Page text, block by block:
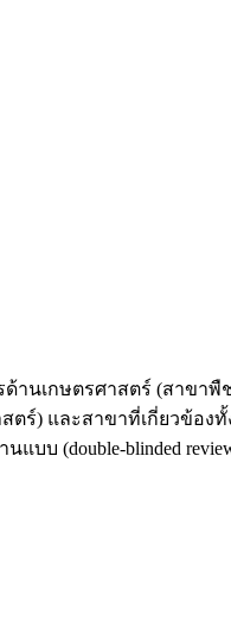
านเกษตรศาสตร์ (สาขา
ตร์) และสาขาที่เกี่ยวข้อ
บ (double-blinded